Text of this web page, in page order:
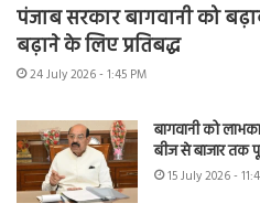
पंजाब सरकार बागवानी को
बढ़ाने के लिए प्रतिबद्ध
24 July 2026 - 1:45 PM
बागवानी को
बीज से बाजार तक
15 July 2026 -